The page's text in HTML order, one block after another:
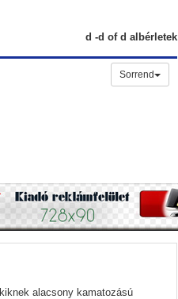
d -d of d albérletek
Sorrend
alacsony kamatozású